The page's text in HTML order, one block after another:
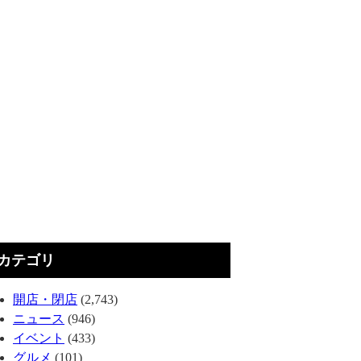
テゴリ
開店・閉店 (2,743)
ニュース (946)
イベント (433)
グルメ (101)